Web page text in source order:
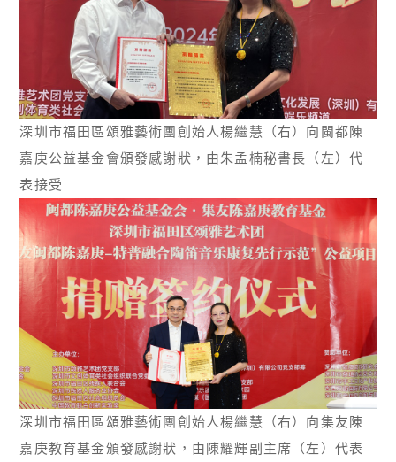
深圳市福田區頌雅藝術團創始人楊繼慧（右）向閩都陳
嘉庚公益基金會頒發感謝狀，由朱孟楠秘書長（左）代
表接受
深圳市福田區頌雅藝術團創始人楊繼慧（右）向集友陳
嘉庚教育基金頒發感謝狀，由陳耀輝副主席（左）代表